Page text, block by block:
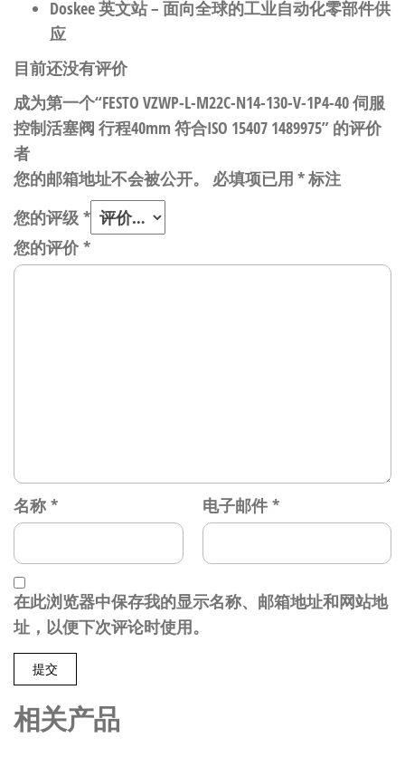
Doskee 英文站– 面向全球的工业自动化零部件供
应
目前还没有评价
成为第一个“FESTO VZWP-L-M22C-N14-130-V-1P4-40 伺服
控制活塞阀 行程40mm 符合ISO 15407 1489975” 的评价
者
您的邮箱地址不会被公开。
必填项已用 *标注
您的评级 *
您的评价*
名称 * 电子邮件 *
在此浏览器中保存我的显示名称、邮箱地址和网站地
址，以便下次评论时使用。
相关产品